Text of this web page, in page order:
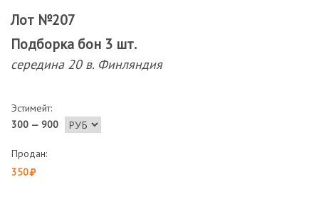
Лот №207
Подборка бон 3 шт.
середина 20 в. Финляндия
Эстимейт:
300 — 900
Продан:
350